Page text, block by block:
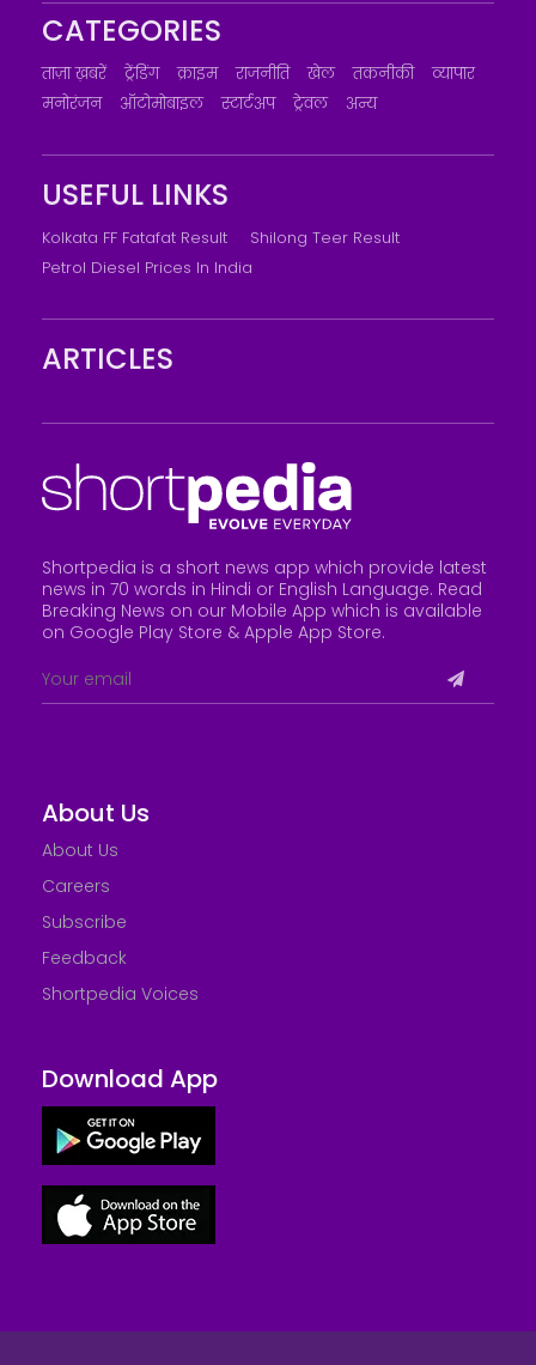
CATEGORIES
ताज़ा ख़बरें ट्रेंडिंग क्राइम राजनीति खेल तकनीकी
व्यापार
मनोरंजन
ऑटोमोबाइल स्टार्टअप ट्रेवल अन्य
USEFUL LINKS
Kolkata FF Fatafat Result
Shilong Teer Result
Petrol Diesel Prices In India
ARTICLES
Shortpedia is a short news app which provide latest
news in 70 words in Hindi or English Language. Read
Breaking News on our Mobile App which is available
on Google Play Store & Apple App Store.
About Us
About Us
Careers
Subscribe
Feedback
Shortpedia Voices
Download App